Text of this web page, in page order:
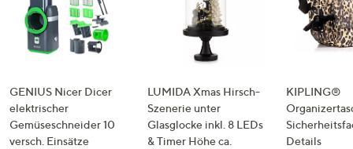
GENIUS Nicer Dicer
elektrischer
Gemüseschneider 10
versch. Einsätze
LUMIDA Xmas Hirsch-
Szenerie unter
Glasglocke inkl. 8 LEDs
& Timer Höhe ca.
KIPLING®
Details